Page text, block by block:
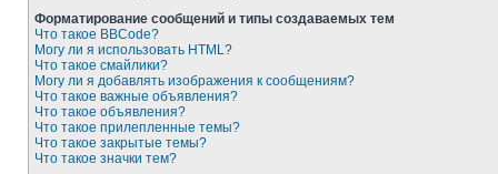
Форматирование сообщений и типы создаваемых тем
Что такое BBCode?
Могу ли я использовать HTML?
Что такое смайлики?
Могу ли я добавлять изображения к сообщениям?
Что такое важные объявления?
Что такое объявления?
Что такое прилепленные темы?
Что такое закрытые темы?
Что такое значки тем?